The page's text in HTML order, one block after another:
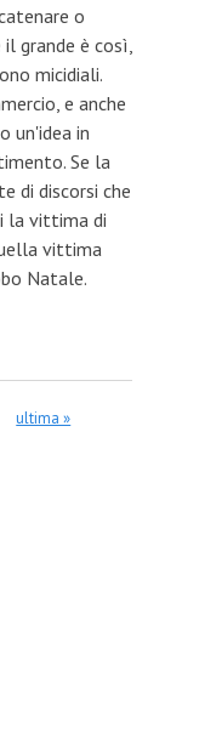
o
grande è così,
micidiali.
e anche
un'idea in
Se la
di discorsi che
la vittima di
vittima
Natale.
ultima »